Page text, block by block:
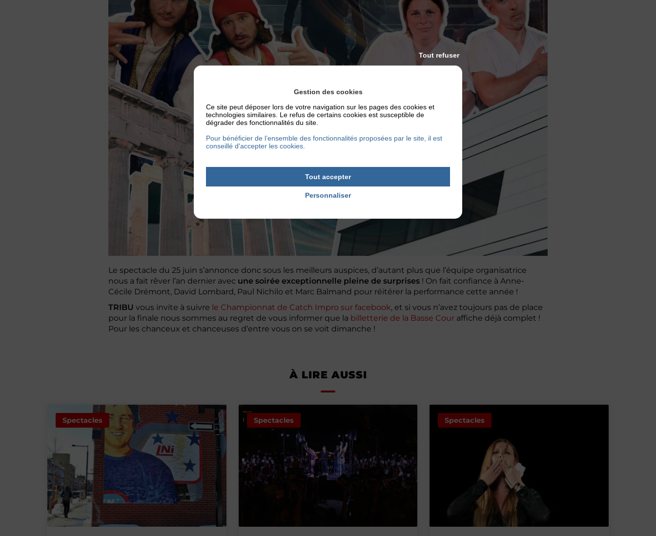
Le spectacle du 25 juin s’annonce donc sous les meilleurs auspices, d’autant plus que l’équipe organisatrice
nous a fait rêver l’an dernier avec une soirée exceptionnelle pleine de surprises ! On fait confiance à Anne-
Cécile Drémont, David Lombard, Paul Nichilo et Marc Balmand pour réitérer la performance cette année !
TRIBU vous invite à suivre le Championnat de Catch Impro sur facebook, et si vous n’avez toujours pas de place
pour la finale nous sommes au regret de vous informer que la billetterie de la Basse Cour affiche déjà complet !
Pour les chanceux et chanceuses d’entre vous on se voit dimanche !
À LIRE AUSSI
Spectacles Spectacles Spectacles
Gestion des cookies
Ce site peut déposer lors de votre navigation sur les pages des cookies et
technologies similaires. Le refus de certains cookies est susceptible de
dégrader des fonctionnalités du site.
Pour bénéficier de l’ensemble des fonctionnalités proposées par le site, il est
conseillé d'accepter les cookies.
Tout accepter
Tout refuser
Personnaliser